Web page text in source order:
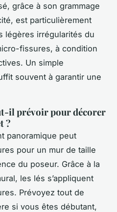
grâce à son grammage
est particulièrement
légères irrégularités du
fissures, à condition
Un simple
souvent à garantir une
il prévoir pour décorer
?
panoramique peut
pour un mur de taille
du poseur. Grâce à la
les lés s’appliquent
Prévoyez tout de
si vous êtes débutant,